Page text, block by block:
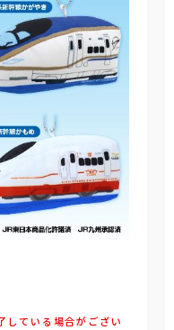
している場合がござい